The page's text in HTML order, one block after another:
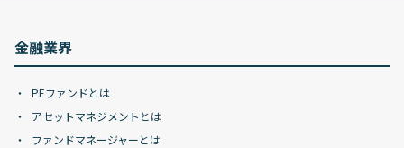
金融業界
PEファンドとは
アセットマネジメントとは
ファンドマネージャーとは